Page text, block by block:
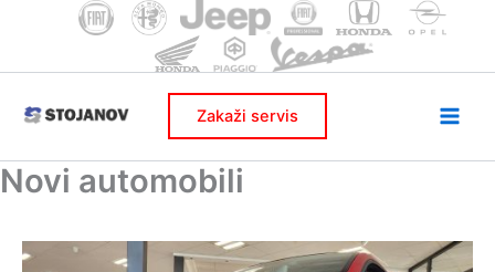
Zakaži servis
Novi automobili